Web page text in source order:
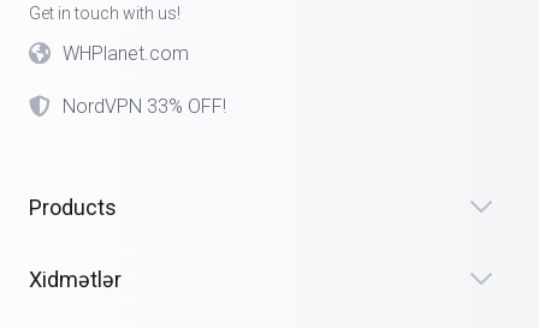
Get in touch with us!
WHPlanet.com
NordVPN 33% OFF!
Products
Xidmətlər